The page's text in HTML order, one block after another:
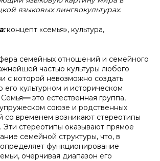
языковых лингвокультурах.
концепт «семья», культура,
семейных отношений и семейного
частью культуры любого
с которой невозможно создать
его культурном и историческом
—это естественная группа,
союзе и родственных
со временем возникают стереотипы
Эти стереотипы оказывают прямое
семейной структуры, что, в
функционирование
очерчивая диапазон его